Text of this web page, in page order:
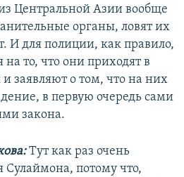
Центральной Азии вообще
органы, ловят их
И для полиции, как правило,
то, что они приходят в
заявляют о том, что на них
в первую очередь сами
закона.
Тут как раз очень
Сулаймона, потому что,